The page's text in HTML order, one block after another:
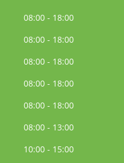
08:00 - 18:00
08:00 - 18:00
08:00 - 18:00
08:00 - 18:00
08:00 - 18:00
08:00 - 13:00
10:00 - 15:00